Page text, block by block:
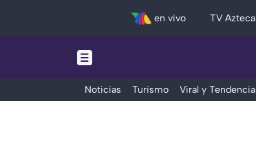
en vivo TV Azteca
Noticias Turismo Viral y Tendencia